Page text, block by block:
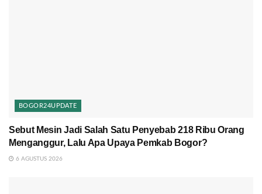
BOGOR24UPDATE
Sebut Mesin Jadi Salah Satu Penyebab 218 Ribu Orang
Menganggur, Lalu Apa Upaya Pemkab Bogor?
6 AGUSTUS 2026